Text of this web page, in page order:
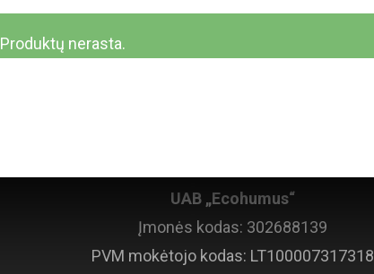
Produktų nerasta.
UAB „Ecohumus“
Įmonės kodas: 302688139
PVM mokėtojo kodas: LT100007317318